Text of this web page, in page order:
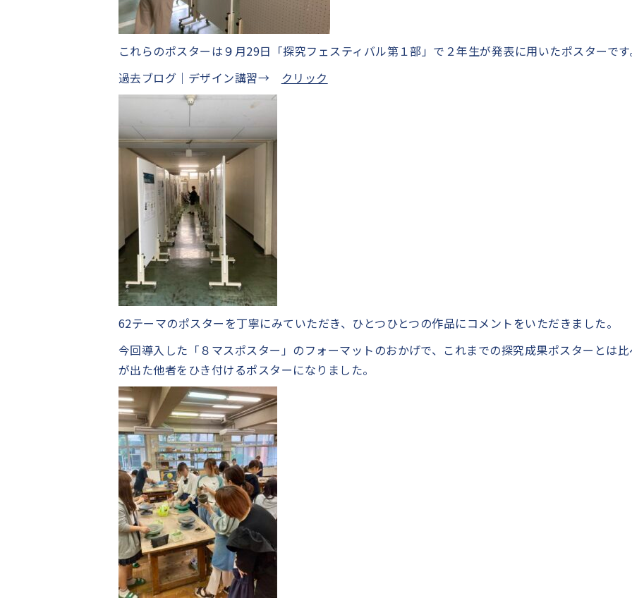
これらのポスターは９月29日「探究フェスティバル第１部」で２年生が発表に用いたポスターです
過去ブログ｜デザイン講習→ クリック
62テーマのポスターを丁寧にみていただき、ひとつひとつの作品にコメントをいただきました。
今回導入した「８マスポスター」のフォーマットのおかげで、これまでの探究成果ポスターとは
が出た他者をひき付けるポスターになりました。